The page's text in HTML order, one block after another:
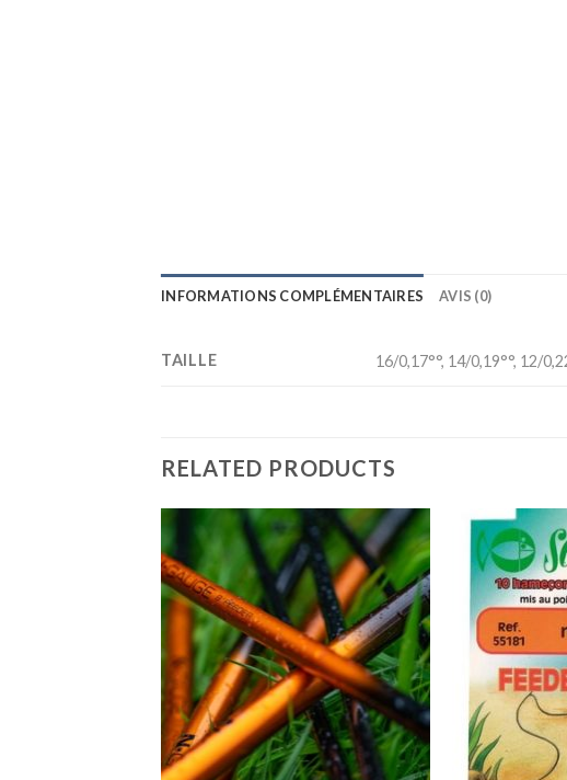
INFORMATIONS COMPLÉMENTAIRES AVIS (0)
TAILLE 16/0,17°°, 14/0,19°°, 12/
RELATED PRODUCTS